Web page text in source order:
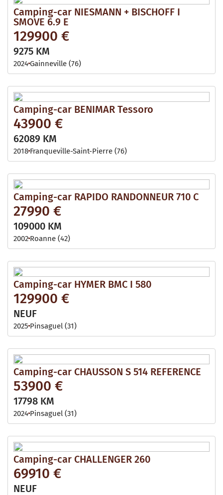
Camping-car NIESMANN + BISCHOFF I
SMOVE 6.9 E
129900 €
9275 KM
2024Gainneville (76)
Camping-car BENIMAR Tessoro
43900 €
62089 KM
2018 Franqueville-Saint-Pierre (76)
Camping-car RAPIDO RANDONNEUR 710 C
27990 €
109000 KM
2002 Roanne (42)
Camping-car HYMER BMC I 580
129900 €
NEUF
2025 Pinsaguel (31)
Camping-car CHAUSSON S 514 REFERENCE
53900 €
17798 KM
2024 Pinsaguel (31)
Camping-car CHALLENGER 260
69910 €
NEUF